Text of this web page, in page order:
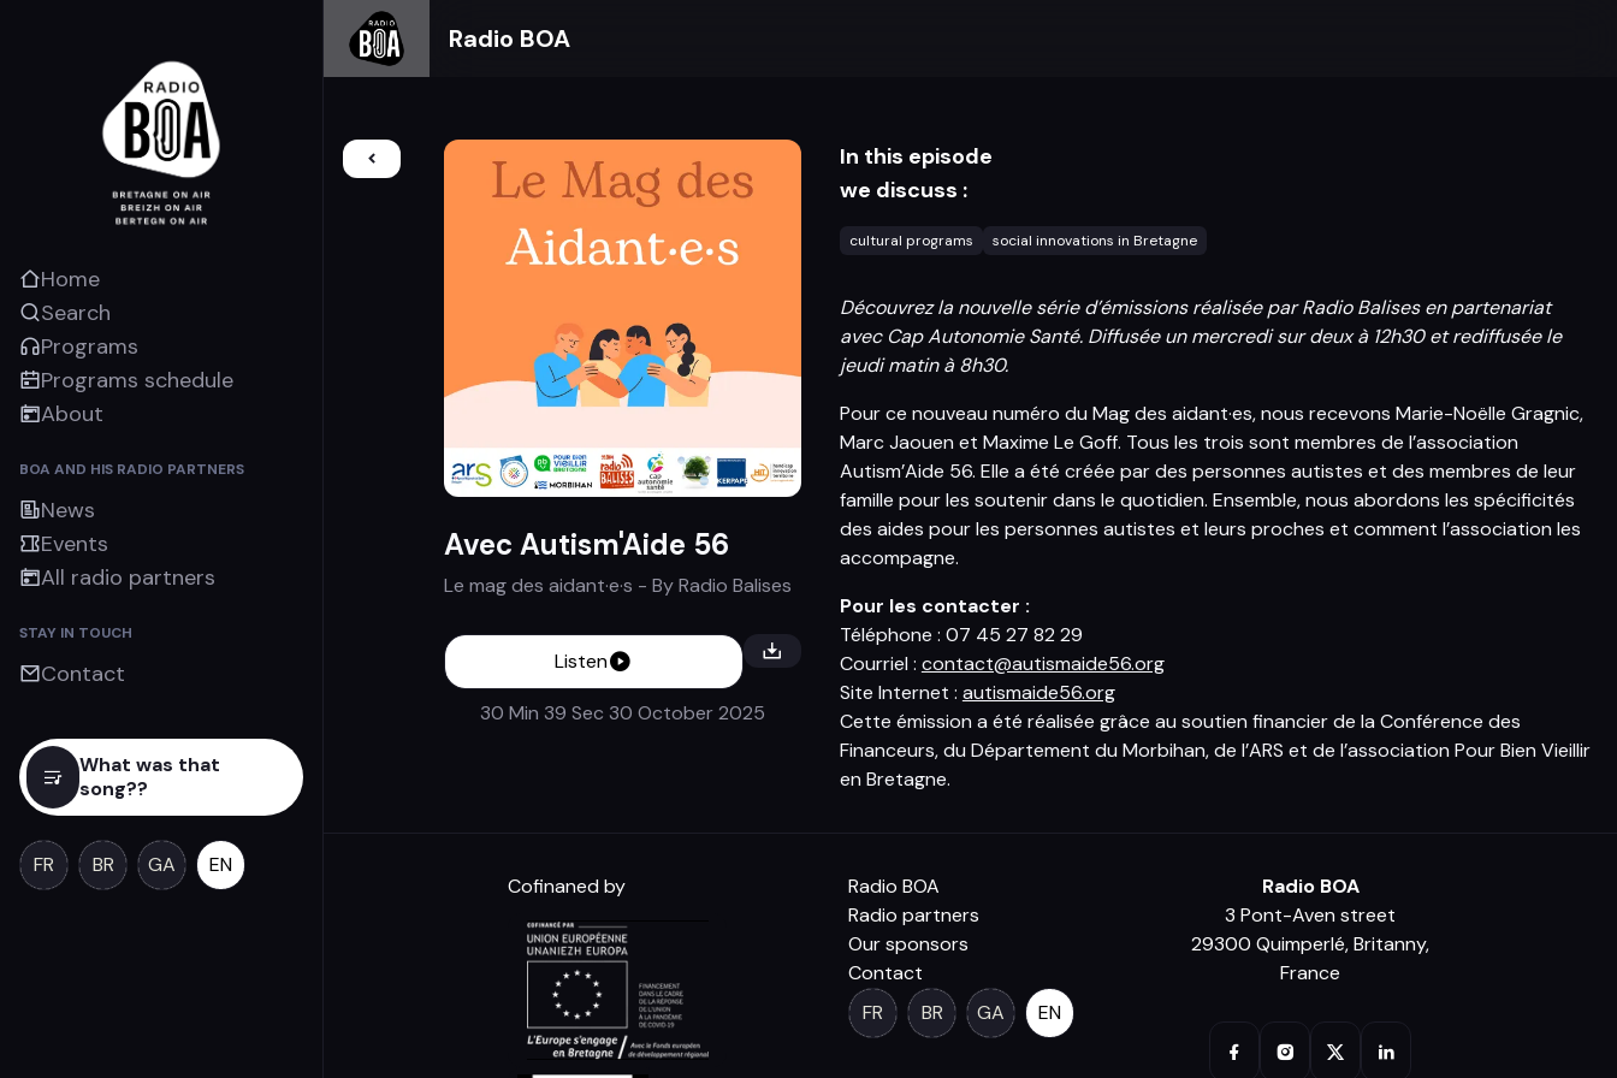
Home
Search
Programs
Programs schedule
About
BOA AND HIS RADIO PARTNERS
News
Events
All radio partners
STAY IN TOUCH
Contact
What was that
song??
FR BR GA EN
Radio BOA
Avec Autism'Aide 56
Le mag des aidant·e·s - ByRadio Balises
Listen
30 Min 39 Sec 30 October 2025
In this episode
we discuss :
cultural programs social innovations in Bretagne
Découvrez la nouvelle série d’émissions réalisée par Radio Balises en partenariat
avec Cap Autonomie Santé. Diffusée un mercredi sur deux à 12h30 et rediffusée le
jeudi matin à 8h30.
Pour ce nouveau numéro du Mag des aidant·es, nous recevons Marie-Noëlle Gragnic,
Marc Jaouen et Maxime Le Goff. Tous les trois sont membres de l’association
Autism’Aide 56. Elle a été créée par des personnes autistes et des membres de leur
famille pour les soutenir dans le quotidien. Ensemble, nous abordons les spécificités
des aides pour les personnes autistes et leurs proches et comment l’association les
accompagne.
Pour les contacter :
Téléphone : 07 45 27 82 29
Courriel : contact@autismaide56.org
Site Internet : autismaide56.org
Cette émission a été réalisée grâce au soutien financier de la Conférence des
Financeurs, du Département du Morbihan, de l’ARS et de l’association Pour Bien Vieillir
en Bretagne.
Cofinaned by
Radio BOA
Radio partners
Our sponsors
Contact
FR
BR GA EN
Radio BOA
3 Pont-Aven street
29300 Quimperlé, Britanny,
France